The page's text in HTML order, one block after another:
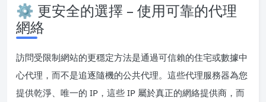
⚙️ 更安全的選擇 – 使用可靠的代理
網絡
訪問受限制網站的更穩定方法是通過可信賴的住宅或數據中
心代理，而不是追逐隨機的公共代理。這些代理服務器為您
提供乾淨、唯一的 IP，這些 IP 屬於真正的網絡提供商，而